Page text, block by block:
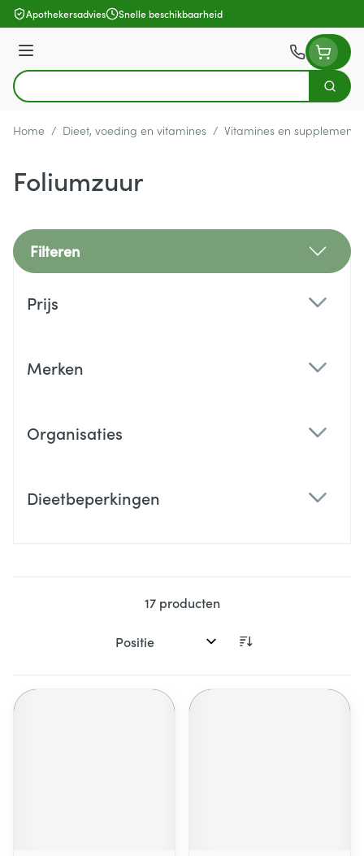
Ga naar de inhoud
Apothekersadvies Snelle beschikbaarheid
Menu
Product, merk, categorie...
Zoek
Home / Dieet, voeding en vitamines / Vitamines en
Foliumzuur
Filteren
Prijs
Merken
Organisaties
Dieetbeperkingen
17producten
Sorteer op: